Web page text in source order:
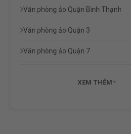
Văn phòng ảo Quận Bình Thạnh
Văn phòng ảo Quận 3
Văn phòng ảo Quận 7
XEM THÊM